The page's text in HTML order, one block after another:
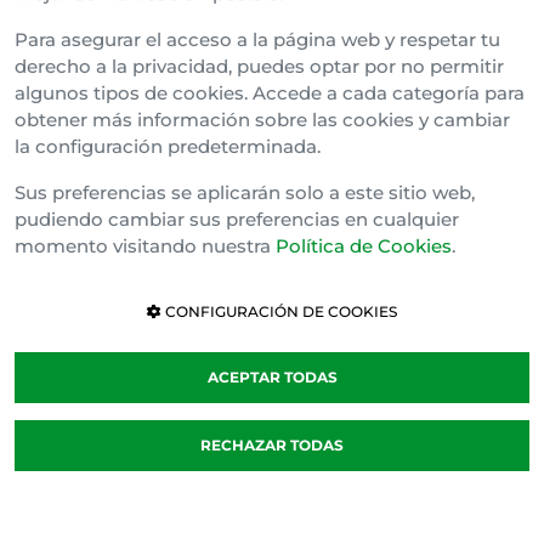
El espacio político-electoral del PNV es el nacionalismo
democrático incluyente.
El espacio que se ocupa del bienestar de la ciudadanía.
Esto es progresismo eficaz.
El espacio comprometido con el futuro de Euskadi.
Esto es la defensa de nuestros intereses.
la disputa izquierda/derecha. Porque en nuestro proyecto
Euskadi, los vascos y vascas, están por encima de todo.
Nuestra inteligencia pasada, y también la futura, debe
Para asegurar el acceso a la página web y respetar tu
derecho a la privacidad, puedes optar por no permitir
algunos tipos de cookies. Accede a cada categoría para
obtener más información sobre las cookies y cambiar
la configuración predeterminada.
Sus preferencias se aplicarán solo a este sitio web,
pudiendo cambiar sus preferencias en cualquier
momento visitando nuestra Política de Cookies.
CONFIGURACIÓN DE COOKIES
ACEPTAR TODAS
RECHAZAR TODAS